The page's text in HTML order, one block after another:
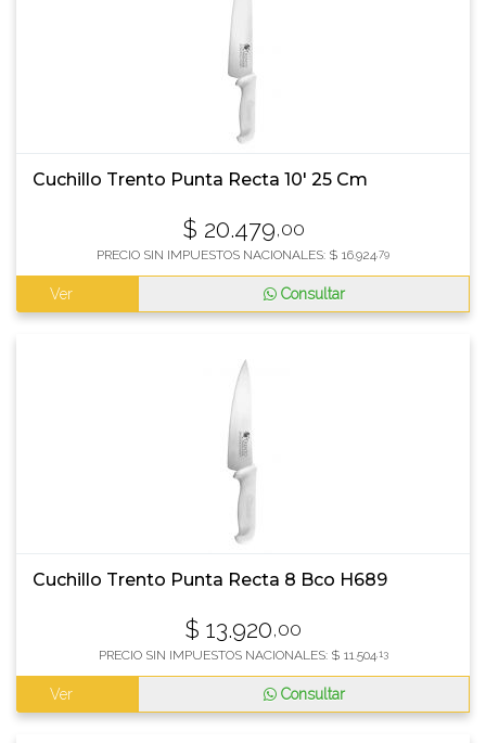
Cuchillo Trento Punta Recta 10' 25 Cm
$ 20.479,00
PRECIO SIN IMPUESTOS NACIONALES: $ 16.924,79
Ver Consultar
Cuchillo Trento Punta Recta 8 Bco H689
$ 13.920,00
PRECIO SIN IMPUESTOS NACIONALES: $ 11.504 ,13
Ver Consultar